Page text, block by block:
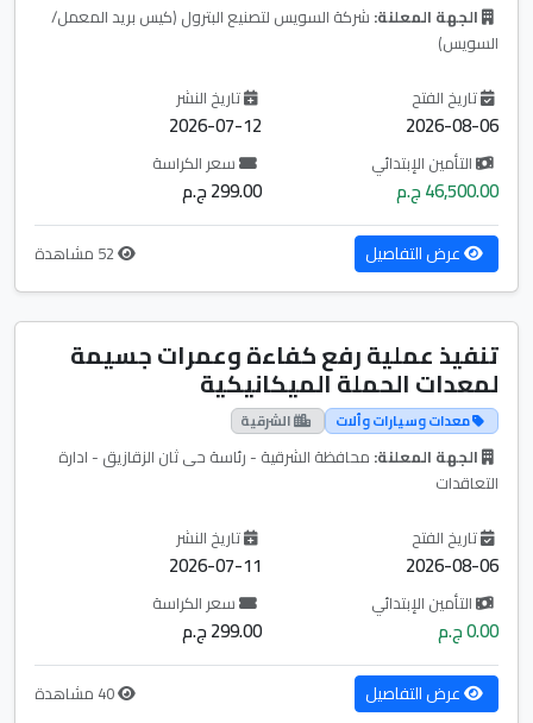
الجهة المعلنة: شركة السويس لتصنيع البترول (كيس بريد المعمل/
السويس)
تاريخ الفتح
2026-08-06
تاريخ النشر
2026-07-12
التأمين الإبتدائي
46,500.00 ج.م
سعر الكراسة
299.00 ج.م
عرض التفاصيل
تنفيذ عملية رفع كفاءة وعمرات جسيمة
لمعدات الحملة الميكانيكية
معدات وسيارات وألات الشرقية
الجهة المعلنة: محافظة الشرقية - رئاسة حى ثان الزقازيق - ادارة
التعاقدات
تاريخ الفتح
2026-08-06
تاريخ النشر
2026-07-11
التأمين الإبتدائي
0.00 ج.م
سعر الكراسة
299.00 ج.م
عرض التفاصيل